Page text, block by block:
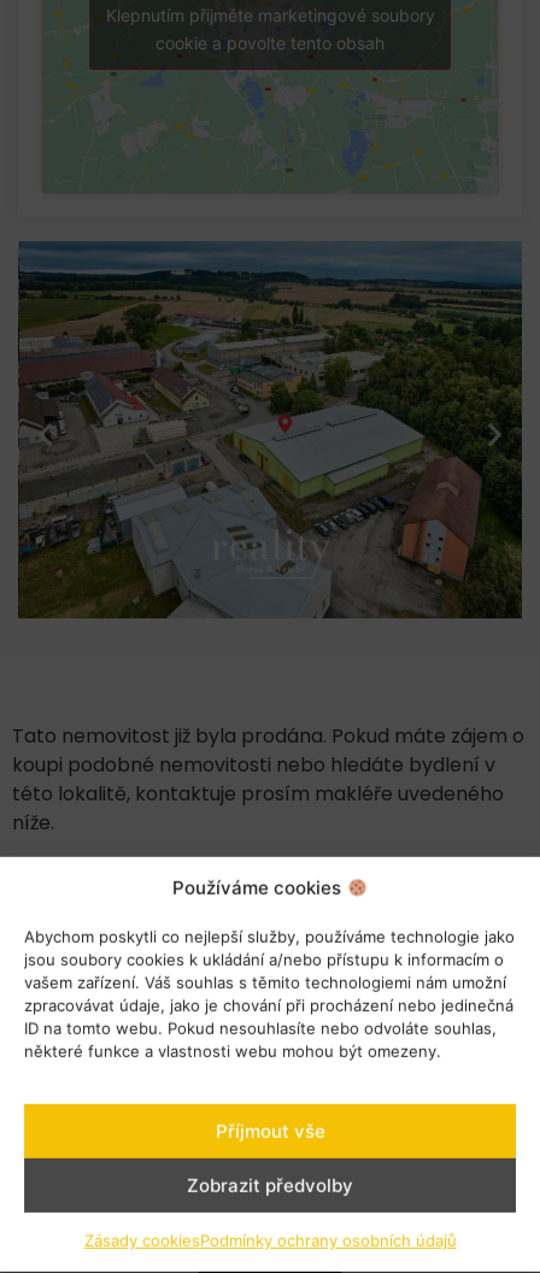
Používáme cookies
Abychom poskytli co nejlepší služby, používáme technologie jako
jsou soubory cookies k ukládání a/nebo přístupu k informacím o
vašem zařízení. Váš souhlas s těmito technologiemi nám umožní
zpracovávat údaje, jako je chování při procházení nebo jedinečná
ID na tomto webu. Pokud nesouhlasíte nebo odvoláte souhlas,
některé funkce a vlastnosti webu mohou být omezeny.
Příjmout vše
Zobrazit předvolby
Zásady cookiesPodmínky ochrany osobních údajů
Klepnutím přijměte marketingové soubory
cookie a povolte tento obsah
Tato nemovitost již byla prodána. Pokud máte zájem o
koupi podobné nemovitosti nebo hledáte bydlení v
této lokalitě, kontaktuje prosím makléře uvedeného
níže.
Klepnutím přijměte marketingové soubory
cookie a povolte tento obsah